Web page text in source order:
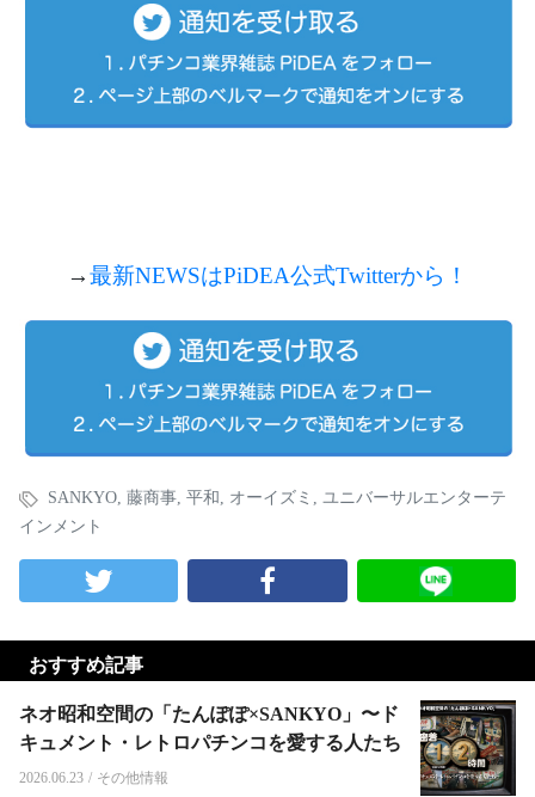
→最新NEWSはPiDEA公式Twitterから！
SANKYO, 藤商事, 平和 , オーイズミ , ユニバーサルエンターテ
インメント
おすすめ記事
ネオ昭和空間の「たんぽぽ×SANKYO」〜ド
キュメント・レトロパチンコを愛する人たち
2026.06.23 / その他情報